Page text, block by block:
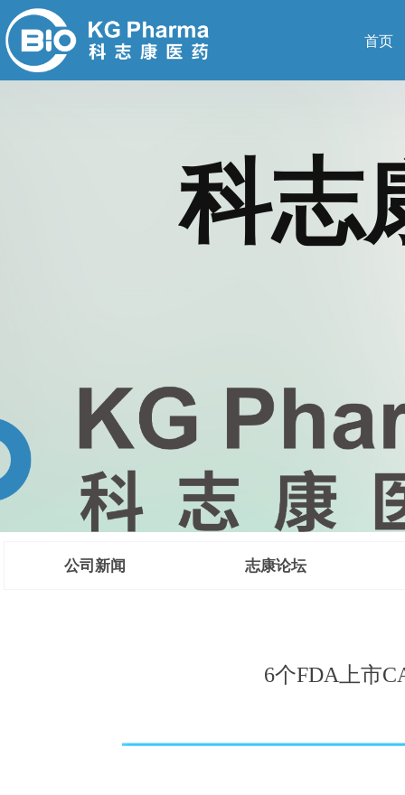
首页
6个FDA上市
科志
CMC法规咨
公司新闻 志康论坛